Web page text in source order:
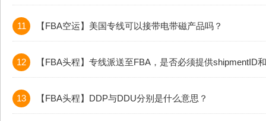
11 【FBA空运】美国专线可以接带电带磁产品吗？
12 【FBA头程】专线派送至FBA，是否必须提供shipmentID
13 【FBA头程】DDP与DDU分别是什么意思？